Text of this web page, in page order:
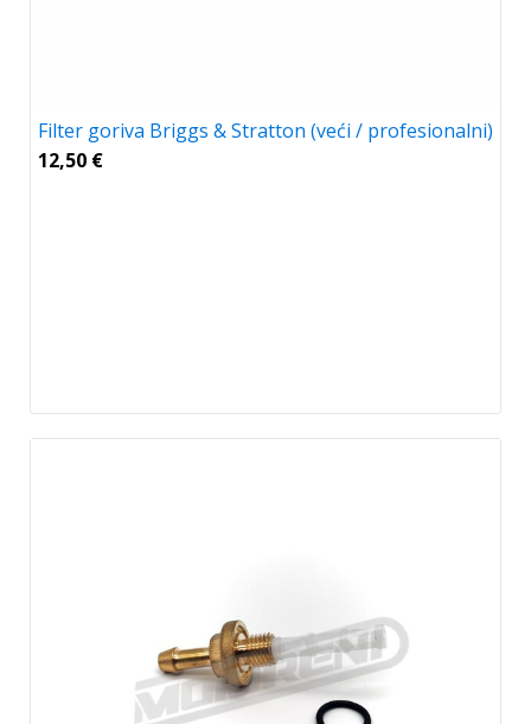
Filter goriva Briggs & Stratton (veći / profesionalni)
12,50 €